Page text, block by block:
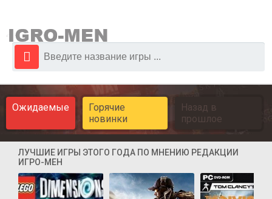
Ожидаемые
Горячие
новинки
Назад в
прошлое
ЛУЧШИЕ ИГРЫ ЭТОГО ГОДА ПО МНЕНИЮ РЕДАКЦИИ
ИГРО-МЕН